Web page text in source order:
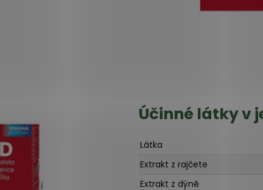
Účinné látky v
Látka
Extrakt z rajčete
Extrakt z dýně